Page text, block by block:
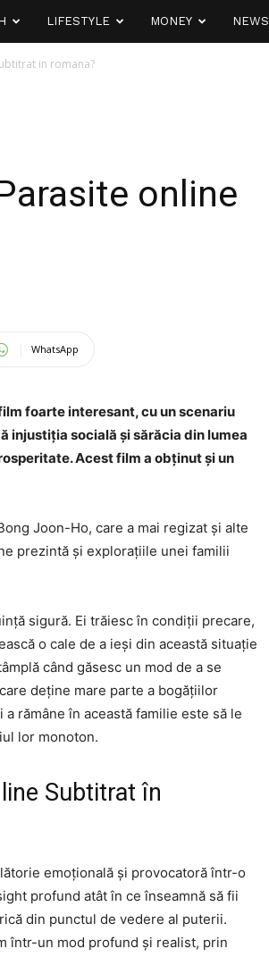
LIFESTYLE MONEY NEWS
in romana?
online
WhatsApp
foarte interesant, cu un scenariu
injustiția socială și sărăcia din lumea
Acest film a obținut și un
Joon-Ho, care a mai regizat și alte
prezintă și explorațiile unei familii
sigură. Ei trăiesc în condiții precare,
o cale de a ieși din această situație
când găsesc un mod de a se
deține mare parte a bogățiilor
rămâne în această familie este să le
lor monoton.
Subtitrat în
emoțională și provocatoră într-o
profund atât în ce înseamnă să fii
din punctul de vedere al puterii.
într-un mod profund și realist, prin